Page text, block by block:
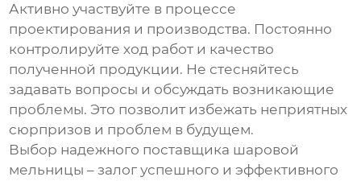
Активно участвуйте в процессе
проектирования и производства. Постоянно
контролируйте ход работ и качество
полученной продукции. Не стесняйтесь
задавать вопросы и обсуждать возникающие
проблемы. Это позволит избежать неприятных
сюрпризов и проблем в будущем.
Выбор надежного поставщика шаровой
мельницы – залог успешного и эффективного